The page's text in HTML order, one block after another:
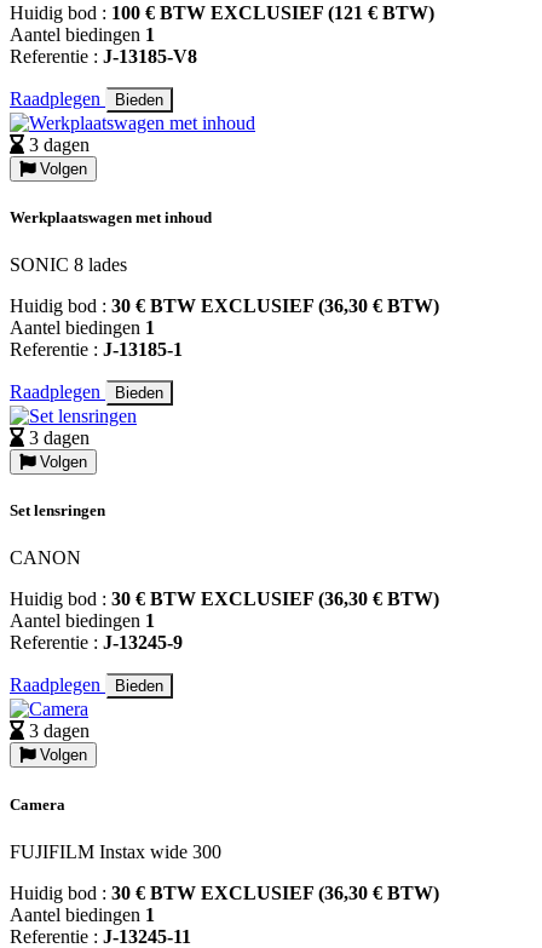
Huidig bod : 100 € BTW EXCLUSIEF (121 € BTW)
Aantel biedingen 1
Referentie : J-13185-V8
Raadplegen Bieden
3 dagen
Volgen
Werkplaatswagen met inhoud
SONIC 8 lades
Huidig bod : 30 € BTW EXCLUSIEF (36,30 € BTW)
Aantel biedingen 1
Referentie : J-13185-1
Raadplegen Bieden
3 dagen
Volgen
Set lensringen
CANON
Huidig bod : 30 € BTW EXCLUSIEF (36,30 € BTW)
Aantel biedingen 1
Referentie : J-13245-9
Raadplegen Bieden
3 dagen
Volgen
Camera
FUJIFILM Instax wide 300
Huidig bod : 30 € BTW EXCLUSIEF (36,30 € BTW)
Aantel biedingen 1
Referentie : J-13245-11